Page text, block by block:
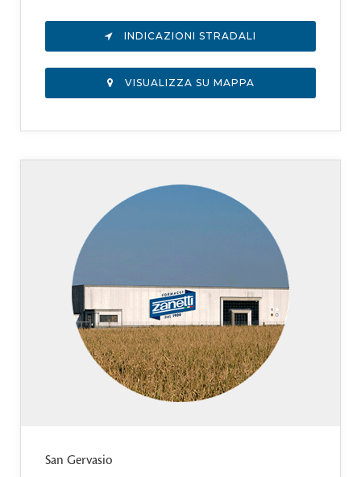
INDICAZIONI STRADALI
VISUALIZZA SU MAPPA
San Gervasio